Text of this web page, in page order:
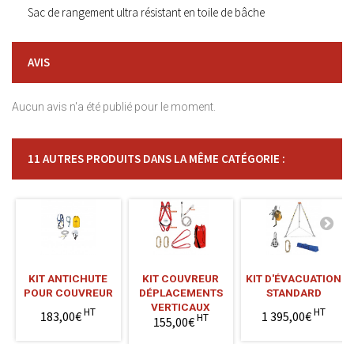
Sac de rangement ultra résistant en toile de bâche
AVIS
Aucun avis n'a été publié pour le moment.
11 AUTRES PRODUITS DANS LA MÊME CATÉGORIE :
KIT ANTICHUTE
POUR COUVREUR
183,00€HT
KIT COUVREUR
DÉPLACEMENTS
VERTICAUX
155,00€HT
KIT D'ÉVACUATION
STANDARD
1 395,00€HT